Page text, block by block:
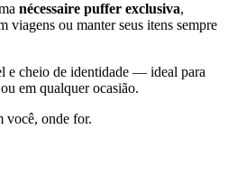
nécessaire puffer exclusiva,
viagens ou manter seus itens sempre
e cheio de identidade — ideal para
em qualquer ocasião.
você, onde for.